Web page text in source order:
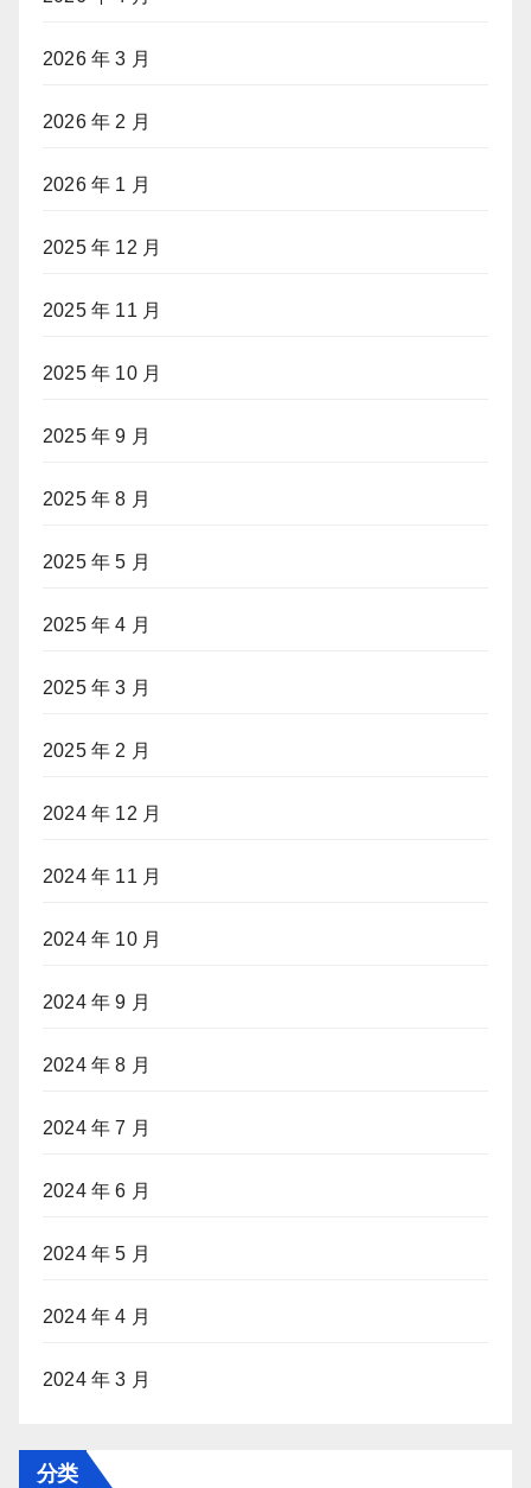
2026 年 3 月
2026 年 2 月
2026 年 1 月
2025 年 12 月
2025 年 11 月
2025 年 10 月
2025 年 9 月
2025 年 8 月
2025 年 5 月
2025 年 4 月
2025 年 3 月
2025 年 2 月
2024 年 12 月
2024 年 11 月
2024 年 10 月
2024 年 9 月
2024 年 8 月
2024 年 7 月
2024 年 6 月
2024 年 5 月
2024 年 4 月
2024 年 3 月
分类